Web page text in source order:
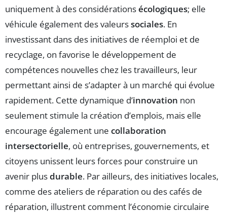
uniquement à des considérationsécologiques; elle
véhicule également des valeurssociales. En
investissant dans des initiatives de réemploi et de
recyclage, on favorise le développement de
compétences nouvelles chez les travailleurs, leur
permettant ainsi de s’adapter à un marché qui évolue
rapidement. Cette dynamique d’innovation non
seulement stimule la création d’emplois, mais elle
encourage également une collaboration
intersectorielle, où entreprises, gouvernements, et
citoyens unissent leurs forces pour construire un
avenir plusdurable. Par ailleurs, des initiatives locales,
comme des ateliers de réparation ou des cafés de
réparation, illustrent comment l’économie circulaire